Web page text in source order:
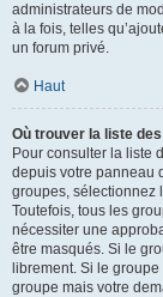
administrateurs de
à la fois, telles
un forum privé.
Haut
Où trouver la liste
Pour consulter la liste
depuis votre panneau
groupes, sélectionnez
Toutefois, tous les
nécessiter une
être masqués. Si le
librement. Si le
groupe mais votre